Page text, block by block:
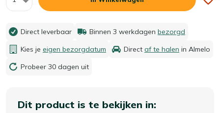
Direct leverbaar Binnen 3 werkdagen bezorgd
Kies je eigen bezorgdatum Direct af te halen in Almelo
Probeer 30 dagen uit
Dit product is te bekijken in: